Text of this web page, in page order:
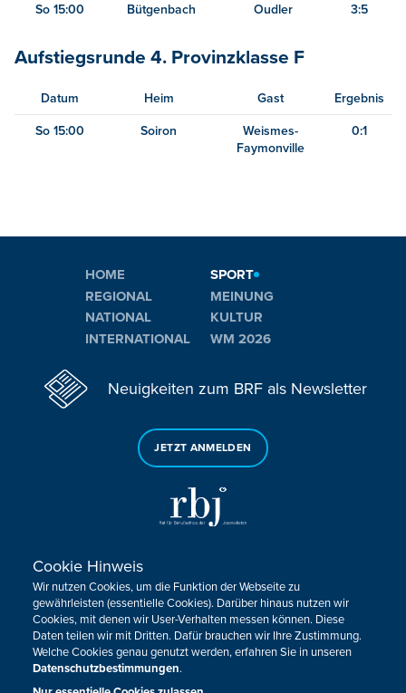
So 15:00 Bütgenbach Oudler 3:5
Aufstiegsrunde 4. Provinzklasse F
Datum Heim Gast Ergebnis
So 15:00 Soiron
Weismes-
Faymonville
0:1
HOME
REGIONAL
NATIONAL
INTERNATIONAL
SPORT
MEINUNG
KULTUR
WM 2026
Neuigkeiten zum BRF als Newsletter
JETZT ANMELDEN
Sie haben noch Fragen oder Anmerkungen?
KONTAKTIEREN SIE UNS!
Impressum Datenschutz Kontakt
Barrierefreiheit
Cookie-Zustimmung anpassen
Cookie Hinweis
Wir nutzen Cookies, um die Funktion der Webseite zu
gewährleisten (essentielle Cookies). Darüber hinaus nutzen wir
Cookies, mit denen wir User-Verhalten messen können. Diese
Daten teilen wir mit Dritten. Dafür brauchen wir Ihre Zustimmung.
Welche Cookies genau genutzt werden, erfahren Sie in unseren
Datenschutzbestimmungen.